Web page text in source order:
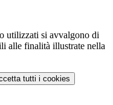
utilizzati si avvalgono di
alle finalità illustrate nella
tutti i cookies